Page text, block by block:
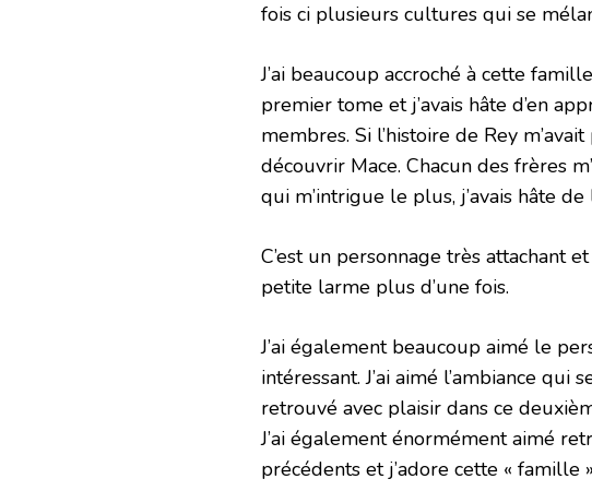
fois ci plusieurs cultures qui se
J’ai beaucoup accroché à cette
premier tome et j’avais hâte d’en
membres. Si l’histoire de Rey
découvrir Mace. Chacun des frères
qui m’intrigue le plus, j’avais hâte
C’est un personnage très attachant
petite larme plus d’une fois.
J’ai également beaucoup aimé le
intéressant. J’ai aimé l’ambiance qui
retrouvé avec plaisir dans ce
J’ai également énormément aimé
précédents et j’adore cette « famille